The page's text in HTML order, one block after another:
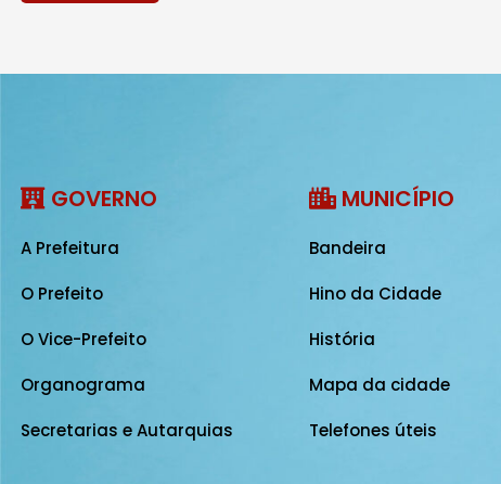
GOVERNO
A Prefeitura
O Prefeito
O Vice-Prefeito
Organograma
Secretarias e Autarquias
MUNICÍPIO
Bandeira
Hino da Cidade
História
Mapa da cidade
Telefones úteis